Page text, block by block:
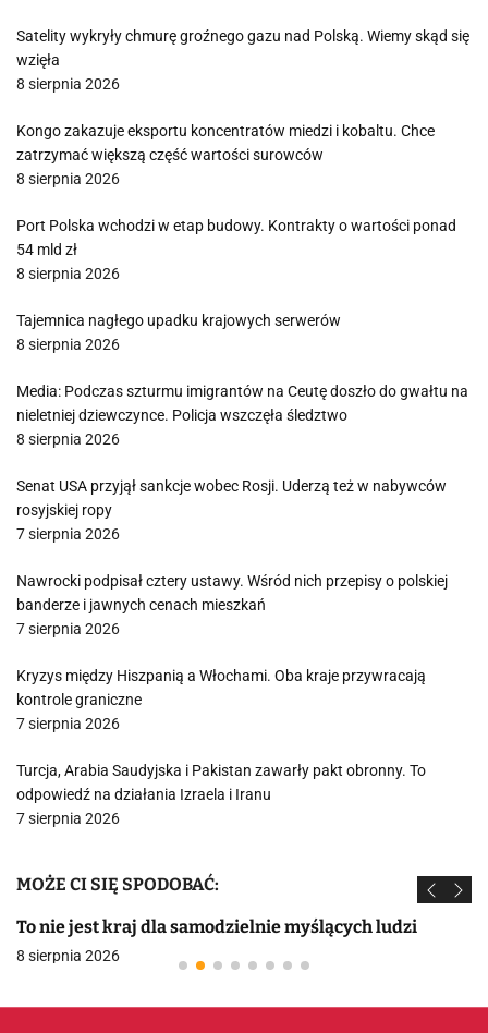
Satelity wykryły chmurę groźnego gazu nad Polską. Wiemy skąd się
wzięła
8 sierpnia 2026
Kongo zakazuje eksportu koncentratów miedzi i kobaltu. Chce
zatrzymać większą część wartości surowców
8 sierpnia 2026
Port Polska wchodzi w etap budowy. Kontrakty o wartości ponad
54 mld zł
8 sierpnia 2026
Tajemnica nagłego upadku krajowych serwerów
8 sierpnia 2026
Media: Podczas szturmu imigrantów na Ceutę doszło do gwałtu na
nieletniej dziewczynce. Policja wszczęła śledztwo
8 sierpnia 2026
Senat USA przyjął sankcje wobec Rosji. Uderzą też w nabywców
rosyjskiej ropy
7 sierpnia 2026
Nawrocki podpisał cztery ustawy. Wśród nich przepisy o polskiej
banderze i jawnych cenach mieszkań
7 sierpnia 2026
Kryzys między Hiszpanią a Włochami. Oba kraje przywracają
kontrole graniczne
7 sierpnia 2026
Turcja, Arabia Saudyjska i Pakistan zawarły pakt obronny. To
odpowiedź na działania Izraela i Iranu
7 sierpnia 2026
MOŻE CI SIĘ SPODOBAĆ:
To nie jest kraj dla samodzielnie myślących ludzi
8 sierpnia 2026